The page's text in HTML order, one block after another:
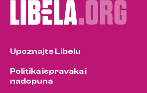
Upoznajte Libelu
Politika ispravaka i
nadopuna